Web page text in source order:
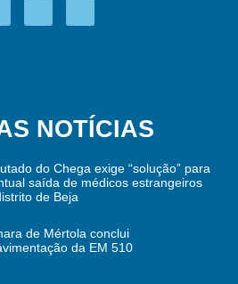
NOTÍCIAS
do Chega exige “solução” para
saída de médicos estrangeiros
de Beja
de Mértola conclui
da EM 510